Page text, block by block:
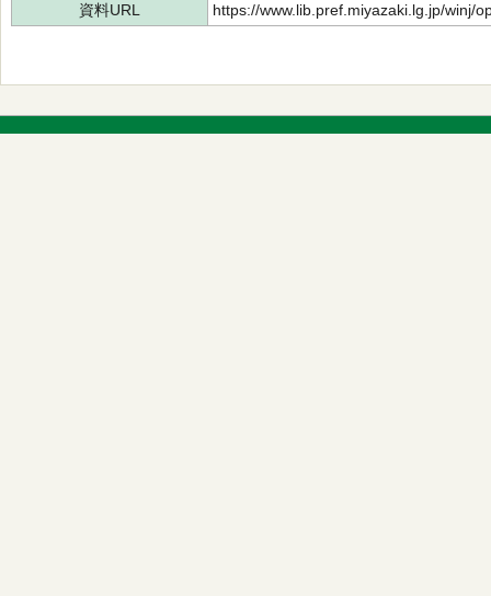
資料URL
https://www.lib.pref.miyazaki.lg.jp/winj/